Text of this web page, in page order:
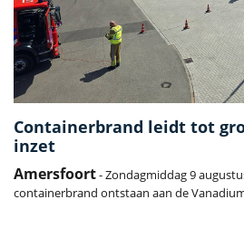
Containerbrand leidt tot
inzet
Amersfoort- Zondagmiddag 9
containerbrand ontstaan aan de